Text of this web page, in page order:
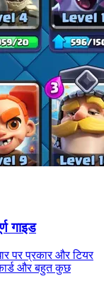
गाइड
पर प्रकार और टियर
और बहुत कुछ